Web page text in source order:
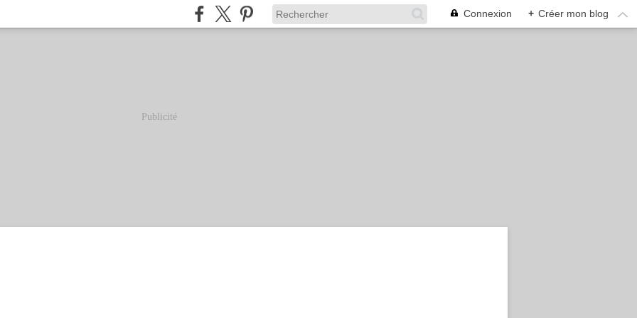
Connexion + Créer mon blog
Publicité